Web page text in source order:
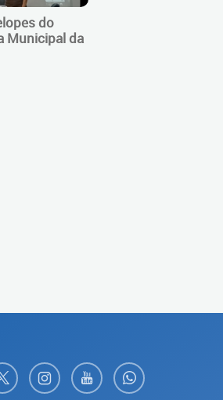
do
Municipal da